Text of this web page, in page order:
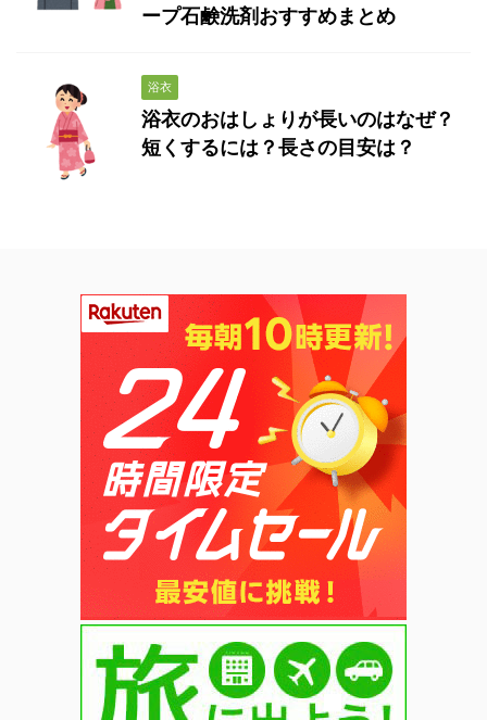
ープ石鹸洗剤おすすめまとめ
浴衣
浴衣のおはしょりが長いのはなぜ？
短くするには？長さの目安は？